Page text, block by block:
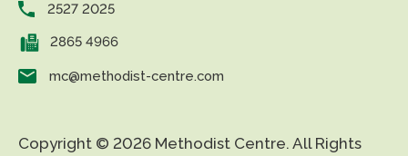
2527 2025
2865 4966
mc@methodist-centre.com
Copyright © 2026 Methodist Centre. All Rights